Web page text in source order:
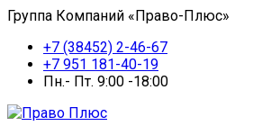
Группа Компаний «Право-Плюс»
+7 (38452) 2-46-67
+7 951 181-40-19
Пн.- Пт. 9:00 -18:00